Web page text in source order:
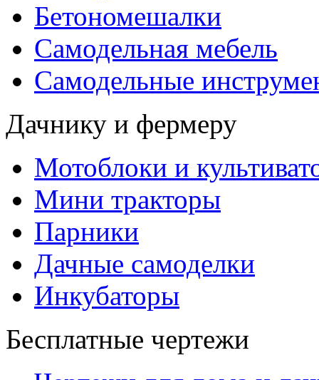
Бетономешалки
Самодельная мебель
Самодельные
Дачнику и фермеру
Мотоблоки и
Мини тракторы
Парники
Дачные самоделки
Инкубаторы
Бесплатные чертежи